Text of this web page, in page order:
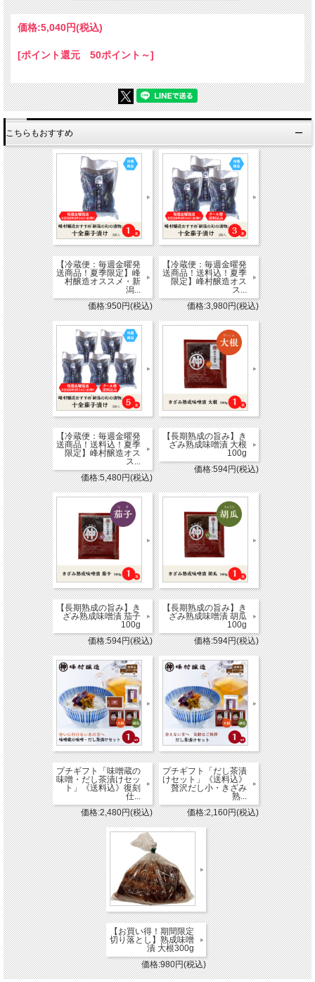
担をお願いいたします。
【北海道・九州：550円（税込）】
【沖縄：1,100円（税込）】
・復刻仕込 越後味噌クラシック300g×4個
〜越後白味噌とは〜
糀歩合を多くしたことにより、お米の持つ甘味・香りを引き出した白味噌です。
新潟で育ったお米の旨味を感じる事ができます。
香り豊かなスッキリとした味わいのお味噌汁ができます。
【原材料名】
・米（新潟県産）大豆（新潟県産）、食塩、酒精
《糀歩合》大豆10に対して米11
《塩分》11.4%
〜復刻仕込 越後味噌 クラシックとは〜
越後味噌の原点にこだわった赤味噌です。
味噌仕込みの際、大豆の加熱方法には《蒸す・煮る》の2種類があります。
《蒸す》・・・大豆の旨味の濃い味噌に仕上がります。
《煮る》・・・色鮮やかな味噌に仕上がります。
現代の味噌は味と色の両方が大事にされていますので、
『半煮半蒸』という製法が主流となっております。
ただ、煮ると大豆の旨味がお湯に流れてしまうという欠点があります。
昔の越後味噌は全て大豆を蒸して加熱をしていました。
全て蒸す事で大豆の旨味が濃くなり、熟成させる事で濃厚な味噌になったそうで
す。
峰村醸造はこの製法、旨味を復活させました。
熟成された旨味は、
お湯で溶くだけで美味しいお味噌汁になる程の濃厚な旨味です。
【原材料名】
・大豆（新潟県産）、米（国産）、食塩、酒精
《糀歩合》大豆10に対して米7
《塩分》11.2%
【アレルギー】
大豆
【賞味期限】
製造日から6か月
※冷蔵庫に入れて保存しますと風味が長持ちします。
価格:5,040円(税込)
[ポイント還元 50ポイント～]
こちらもおすすめ
【冷蔵便：毎週金曜発
送商品！夏季限定】峰
村醸造オススメ・新
潟...
価格:950円(税込)
【冷蔵便：毎週金曜発
送商品！送料込！夏季
限定】峰村醸造オス
ス...
価格:3,980円(税込)
【冷蔵便：毎週金曜発
送商品！送料込！夏季
限定】峰村醸造オス
ス...
価格:5,480円(税込)
【長期熟成の旨み】き
ざみ熟成味噌漬 大根
100g
価格:594円(税込)
【長期熟成の旨み】き
ざみ熟成味噌漬 茄子
100g
価格:594円(税込)
【長期熟成の旨み】き
ざみ熟成味噌漬 胡瓜
100g
価格:594円(税込)
プチギフト「味噌蔵の
味噌・だし茶漬けセッ
ト」《送料込》復刻
仕...
価格:2,480円(税込)
プチギフト「だし茶漬
けセット」《送料込》
贅沢だし小・きざみ
熟...
価格:2,160円(税込)
【お買い得！期間限定
切り落とし】熟成味噌
漬 大根300g
価格:980円(税込)